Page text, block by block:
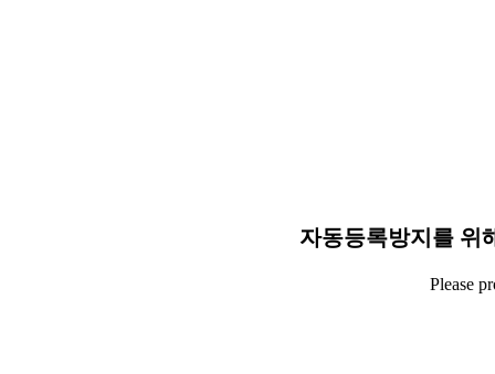
자동등록방지를 위
Please